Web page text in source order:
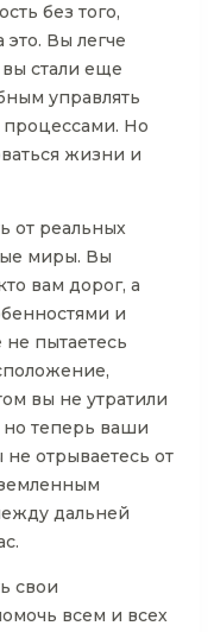
без того,
это. Вы легче
стали еще
управлять
Но
жизни и
от реальных
миры. Вы
вам дорог, а
и
пытаетесь
вы не утратили
но теперь ваши
отрываетесь от
дальней
свои
всем и всех